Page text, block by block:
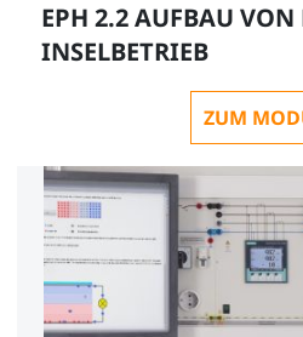
EPH 2.2 AUFBAU
INSELBETRIEB
ZUM